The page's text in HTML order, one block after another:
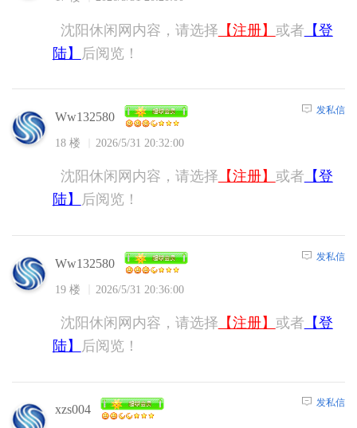
沈阳休闲网内容，请选择 【注册】 或者 【登
陆】
后阅览！
Ww132580
18 楼 2026/5/31 20:32:00
发私信
沈阳休闲网内容，请选择 【注册】 或者 【登
陆】
后阅览！
Ww132580
19 楼 2026/5/31 20:36:00
发私信
沈阳休闲网内容，请选择 【注册】 或者 【登
陆】
后阅览！
xzs004 发私信